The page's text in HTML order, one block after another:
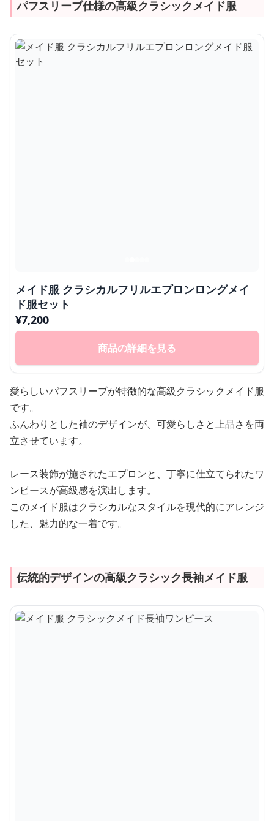
パフスリーブ仕様の高級クラシックメイド服
メイド服 クラシカルフリルエプロンロングメイ
ド服セット
¥7,200
商品の詳細を見る
愛らしいパフスリーブが特徴的な高級クラシックメイド服
です。
ふんわりとした袖のデザインが、可愛らしさと上品さを両
立させています。
レース装飾が施されたエプロンと、丁寧に仕立てられたワ
ンピースが高級感を演出します。
このメイド服はクラシカルなスタイルを現代的にアレンジ
した、魅力的な一着です。
伝統的デザインの高級クラシック長袖メイド服